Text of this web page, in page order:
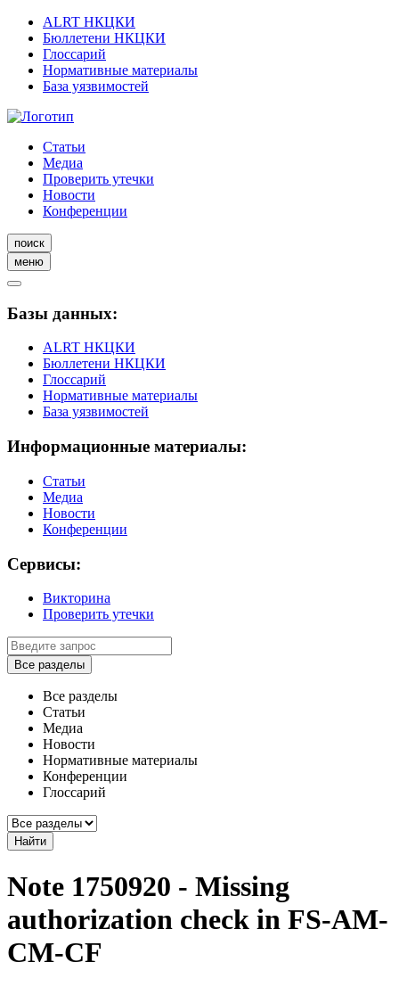
ALRT НКЦКИ
Бюллетени НКЦКИ
Глоссарий
Нормативные материалы
База уязвимостей
Статьи
Медиа
Проверить утечки
Новости
Конференции
поиск
меню
Базы данных:
ALRT НКЦКИ
Бюллетени НКЦКИ
Глоссарий
Нормативные материалы
База уязвимостей
Информационные материалы:
Статьи
Медиа
Новости
Конференции
Сервисы:
Викторина
Проверить утечки
Все разделы
Все разделы
Статьи
Медиа
Новости
Нормативные материалы
Конференции
Глоссарий
Найти
Note 1750920 - Missing
authorization check in FS-AM-
CM-CF